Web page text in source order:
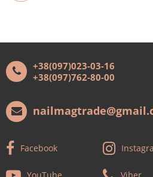
+38(097)023-03-16
+38(097)762-80-00
Facebook
YouTube Viber